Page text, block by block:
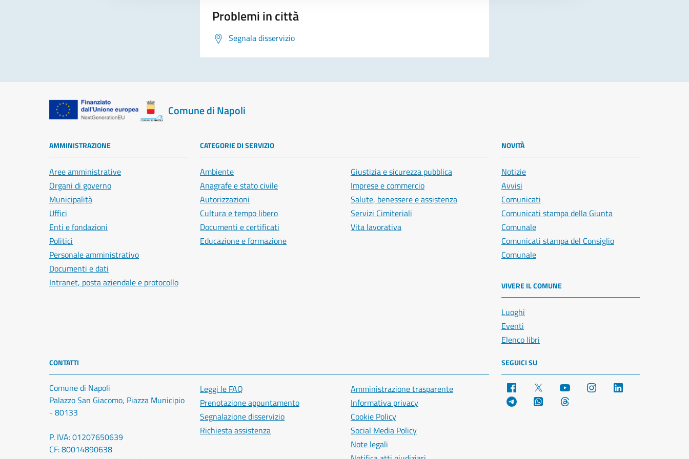
Problemi in città
Segnala disservizio
Comune di Napoli
AMMINISTRAZIONE
Aree amministrative
Organi di governo
Municipalità
Uffici
Enti e fondazioni
Politici
Personale amministrativo
Documenti e dati
Intranet, posta aziendale e protocollo
CATEGORIE DI SERVIZIO
Ambiente
Anagrafe e stato civile
Autorizzazioni
Cultura e tempo libero
Documenti e certificati
Educazione e formazione
Giustizia e sicurezza pubblica
Imprese e commercio
Salute, benessere e assistenza
Servizi Cimiteriali
Vita lavorativa
NOVITÀ
Notizie
Avvisi
Comunicati
Comunicati stampa della Giunta
Comunale
Comunicati stampa del Consiglio
Comunale
VIVERE IL COMUNE
Luoghi
Eventi
Elenco libri
CONTATTI
Comune di Napoli
Palazzo San Giacomo, Piazza Municipio
- 80133
P. IVA: 01207650639
CF: 80014890638
Leggi le FAQ
Prenotazione appuntamento
Segnalazione disservizio
Richiesta assistenza
Amministrazione trasparente
Informativa privacy
Cookie Policy
Social Media Policy
Note legali
SEGUICI SU
Facebook YouTube Instagram
Telegram WhatsApp